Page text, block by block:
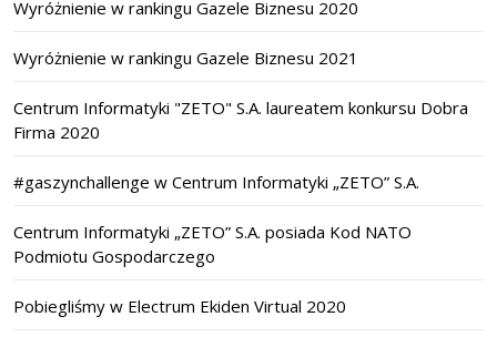
Wyróżnienie w rankingu Gazele Biznesu 2020
Wyróżnienie w rankingu Gazele Biznesu 2021
Centrum Informatyki "ZETO" S.A. laureatem konkursu Dobra
Firma 2020
#gaszynchallenge w Centrum Informatyki „ZETO” S.A.
Centrum Informatyki „ZETO” S.A. posiada Kod NATO
Podmiotu Gospodarczego
Pobiegliśmy w Electrum Ekiden Virtual 2020